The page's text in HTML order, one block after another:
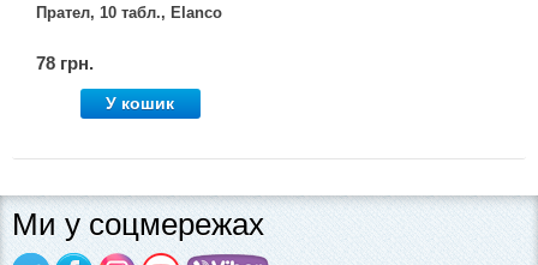
Прател, 10 табл., Elanco
78 грн.
У кошик
Ми у соцмережах